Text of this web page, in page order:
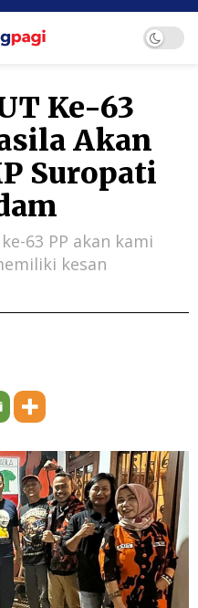
Ke-63
Akan
Suropati
63 PP akan kami
kesan